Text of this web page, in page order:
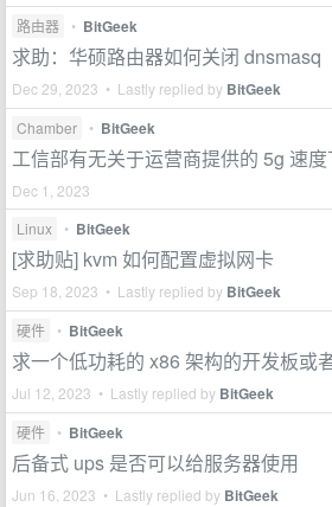
路由器 • BitGeek
求助：华硕路由器如何关闭 dnsmasq
Dec 29, 2023 • Lastly replied by BitGeek
Chamber • BitGeek
工信部有无关于运营商提供的 5g 速
Dec 1, 2023
Linux
• BitGeek
[求助贴] kvm 如何配置虚拟网卡
Sep 18, 2023 • Lastly replied by BitGeek
硬件 • BitGeek
求一个低功耗的 x86 架构的开发板或
Jul 12, 2023 • Lastly replied by BitGeek
硬件 • BitGeek
后备式 ups 是否可以给服务器使用
Jun 16, 2023 • Lastly replied by BitGeek